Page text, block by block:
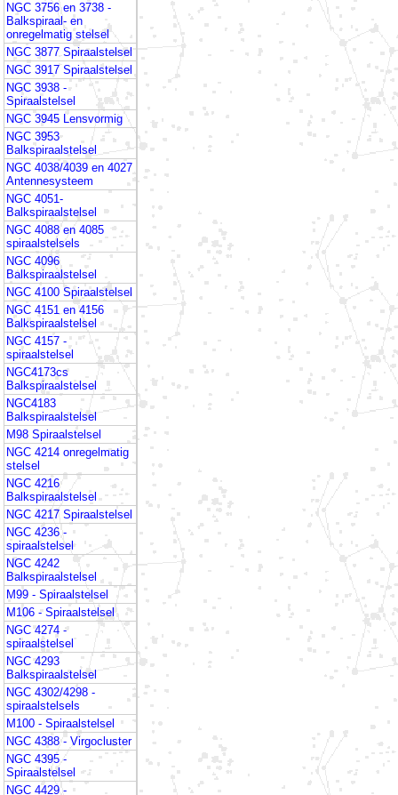
NGC 3756 en 3738 -
Balkspiraal- en
onregelmatig stelsel
NGC 3877 Spiraalstelsel
NGC 3917 Spiraalstelsel
NGC 3938 -
Spiraalstelsel
NGC 3945 Lensvormig
NGC 3953
Balkspiraalstelsel
NGC 4038/4039 en 4027
Antennesysteem
NGC 4051-
Balkspiraalstelsel
NGC 4088 en 4085
spiraalstelsels
NGC 4096
Balkspiraalstelsel
NGC 4100 Spiraalstelsel
NGC 4151 en 4156
Balkspiraalstelsel
NGC 4157 -
spiraalstelsel
NGC4173cs
Balkspiraalstelsel
NGC4183
Balkspiraalstelsel
M98 Spiraalstelsel
NGC 4214 onregelmatig
stelsel
NGC 4216
Balkspiraalstelsel
NGC 4217 Spiraalstelsel
NGC 4236 -
spiraalstelsel
NGC 4242
Balkspiraalstelsel
M99 - Spiraalstelsel
M106 - Spiraalstelsel
NGC 4274 -
spiraalstelsel
NGC 4293
Balkspiraalstelsel
NGC 4302/4298 -
spiraalstelsels
M100 - Spiraalstelsel
NGC 4388 - Virgocluster
NGC 4395 -
Spiraalstelsel
NGC 4429 -